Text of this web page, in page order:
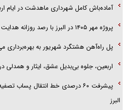
گزارش «جوان» از
آماده‌باش کامل شهرداری ماهدشت در ایام
پروژه مهر ۱۴۰۵ در البرز با رصد روزانه هدایت می شود
پل راه‌آهن هشتگرد شهریور به بهره‌برداری
اربعین، جلوه بی‌بدیل عشق، ایثار و
پیشرفت ۶۰ درصدی خط انتقال
البرز